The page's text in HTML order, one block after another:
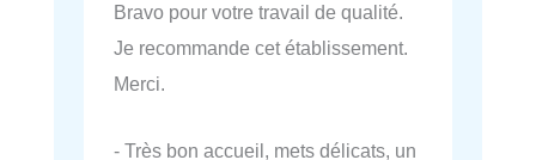
Bravo pour votre travail de qualité.
Je recommande cet établissement.
Merci.
- Très bon accueil, mets délicats, un